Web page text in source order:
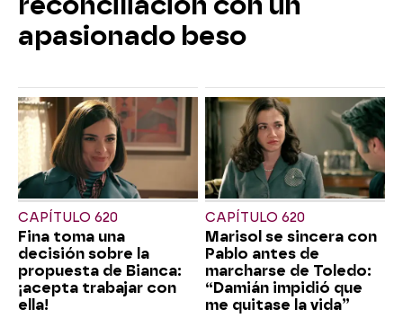
apasionado beso
CAPÍTULO 620
Fina toma una
decisión sobre la
propuesta de Bianca:
¡acepta trabajar con
ella!
CAPÍTULO 620
Marisol se sincera con
Pablo antes de
marcharse de Toledo:
“Damián impidió que
me quitase la vida”